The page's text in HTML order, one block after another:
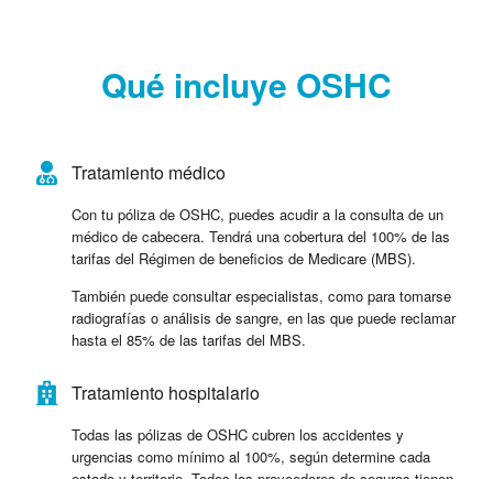
Qué incluye OSHC
Tratamiento médico
Con tu póliza de OSHC, puedes acudir a la consulta de un
médico de cabecera. Tendrá una cobertura del 100% de las
tarifas del Régimen de beneficios de Medicare (MBS).
También puede consultar especialistas, como para tomarse
radiografías o análisis de sangre, en las que puede reclamar
hasta el 85% de las tarifas del MBS.
Tratamiento hospitalario
Todas las pólizas de OSHC cubren los accidentes y
urgencias como mínimo al 100%, según determine cada